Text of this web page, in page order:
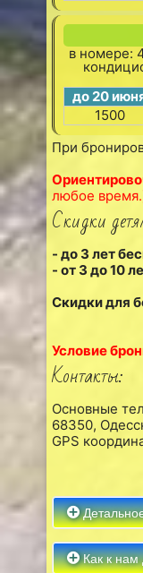
в номере:
до 20
1500
При
любое
Скидки
- до 3 лет
- от 3 до 10
Скидки для
Условие
Контакты:
Основные
68350,
GPS
Как к нам